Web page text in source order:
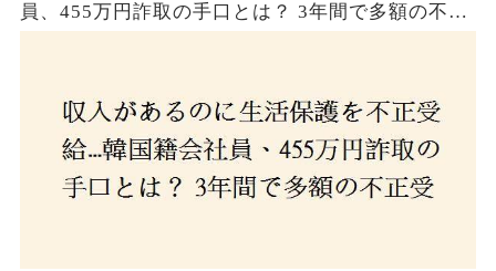
員、455万円詐取の手口とは？ 3年間で多額の不正